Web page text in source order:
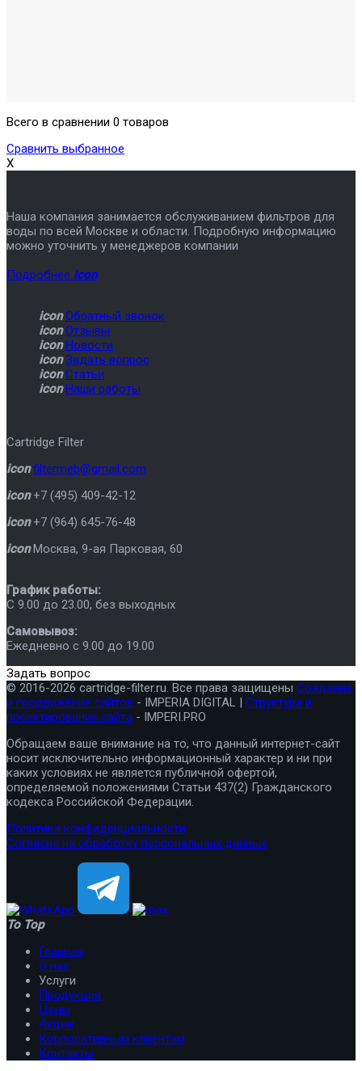
Всего в сравнении 0 товаров
Сравнить выбранное
X
Наша компания занимается обслуживанием фильтров для
воды по всей Москве и области. Подробную информацию
можно уточнить у менеджеров компании
Подробнее icon
icon Обратный звонок
icon Отзывы
icon Новости
icon Задать вопрос
icon Статьи
icon Наши работы
Cartridge Filter
icon filtermeb@gmail.com
icon +7 (495) 409-42-12
icon +7 (964) 645-76-48
icon Москва, 9-ая Парковая, 60
График работы:
C 9.00 до 23.00, без выходных
Самовывоз:
Ежедневно с 9.00 до 19.00
Задать вопрос
© 2016-2026 cartridge-filter.ru. Все права защищены Создание
и продвижение сайтов - IMPERIA DIGITAL | Структура и
проектирование сайта - IMPERI.PRO
Обращаем ваше внимание на то, что данный интернет-сайт
носит исключительно информационный характер и ни при
каких условиях не является публичной офертой,
определяемой положениями Статьи 437(2) Гражданского
кодекса Российской Федерации.
Политика конфиденциальности
Согласие на обработку персональных данных
To Top
Главная
О нас
Услуги
Продукция
Цены
Акции
Корпоративным клиентам
Контакты